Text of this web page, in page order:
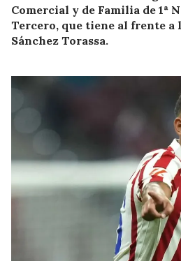
Comercial y de Familia de 1ª
Tercero, que tiene al frente a
Sánchez Torassa.